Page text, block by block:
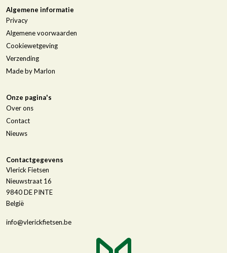
Algemene informatie
Privacy
Algemene voorwaarden
Cookiewetgeving
Verzending
Made by Marlon
Onze pagina's
Over ons
Contact
Nieuws
Contactgegevens
Vlerick Fietsen
Nieuwstraat 16
9840DE PINTE
België
info@vlerickfietsen.be